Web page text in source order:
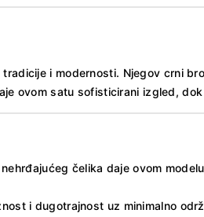
i modernosti. Njegov crni
ovom satu sofisticirani izgled,
čelika daje ovom
i dugotrajnost uz minimalno